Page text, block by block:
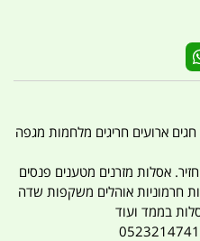
שבתות חגים ארועים חריגים מלחמות מגפה
אסלות מזרנים מטענים פנסים
חרמוניות אוהלים משקפות שדה
בממד ועוד